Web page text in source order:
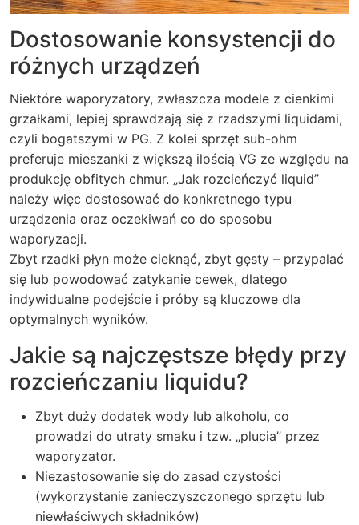
Dostosowanie konsystencji do
różnych urządzeń
Niektóre waporyzatory, zwłaszcza modele z cienkimi
grzałkami, lepiej sprawdzają się z rzadszymi liquidami,
czyli bogatszymi w PG. Z kolei sprzęt sub-ohm
preferuje mieszanki z większą ilością VG ze względu na
produkcję obfitych chmur. „Jak rozcieńczyć liquid”
należy więc dostosować do konkretnego typu
urządzenia oraz oczekiwań co do sposobu
waporyzacji.
Zbyt rzadki płyn może cieknąć, zbyt gęsty – przypalać
się lub powodować zatykanie cewek, dlatego
indywidualne podejście i próby są kluczowe dla
optymalnych wyników.
Jakie są najczęstsze błędy przy
rozcieńczaniu liquidu?
Zbyt duży dodatek wody lub alkoholu, co
prowadzi do utraty smaku i tzw. „plucia” przez
waporyzator.
Niezastosowanie się do zasad czystości
(wykorzystanie zanieczyszczonego sprzętu lub
niewłaściwych składników)